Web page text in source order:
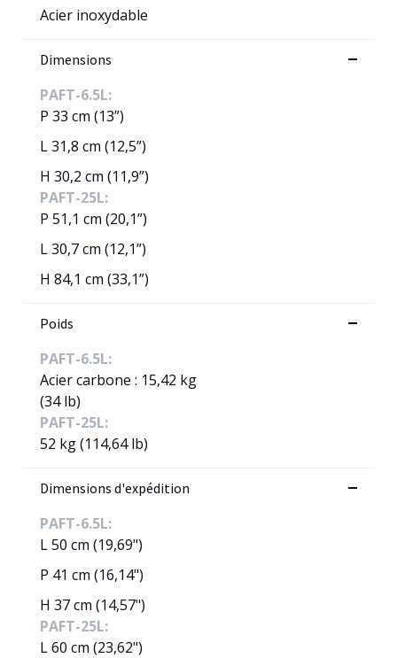
Acier inoxydable
Dimensions
PAFT-6.5L:
P 33 cm (13”)
L 31,8 cm (12,5”)
H 30,2 cm (11,9”)
PAFT-25L:
P 51,1 cm (20,1”)
L 30,7 cm (12,1”)
H 84,1 cm (33,1”)
Poids
PAFT-6.5L:
Acier carbone : 15,42 kg
(34 lb)
PAFT-25L:
52 kg (114,64 lb)
Dimensions d'expédition
PAFT-6.5L:
L 50 cm (19,69")
P 41 cm (16,14")
H 37 cm (14,57")
PAFT-25L:
L 60 cm (23,62")